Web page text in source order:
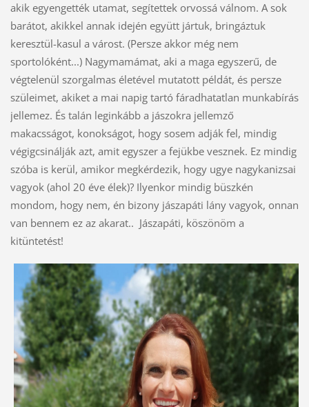
akik egyengették utamat, segítettek orvossá válnom. A sok
barátot, akikkel annak idején együtt jártuk, bringáztuk
keresztül-kasul a várost. (Persze akkor még nem
sportolóként...) Nagymamámat, aki a maga egyszerű, de
végtelenül szorgalmas életével mutatott példát, és persze
szüleimet, akiket a mai napig tartó fáradhatatlan munkabírás
jellemez. És talán leginkább a jászokra jellemző
makacsságot, konokságot, hogy sosem adják fel, mindig
végigcsinálják azt, amit egyszer a fejükbe vesznek. Ez mindig
szóba is kerül, amikor megkérdezik, hogy ugye nagykanizsai
vagyok (ahol 20 éve élek)? Ilyenkor mindig büszkén
mondom, hogy nem, én bizony jászapáti lány vagyok, onnan
van bennem ez az akarat.. Jászapáti, köszönöm a
kitüntetést!